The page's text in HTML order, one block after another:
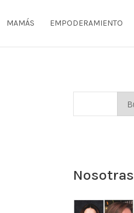
MAMÁS EMPODERAMIENTO
Nosotras